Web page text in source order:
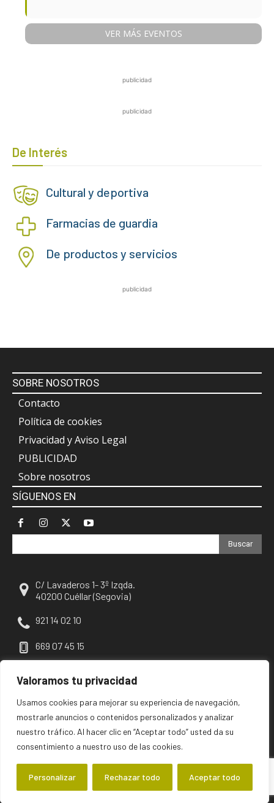
Valoramos tu privacidad
Usamos cookies para mejorar su experiencia de navegación,
mostrarle anuncios o contenidos personalizados y analizar
nuestro tráfico. Al hacer clic en “Aceptar todo” usted da su
consentimiento a nuestro uso de las cookies.
Personalizar Rechazar todo Aceptar todo
VER MÁS EVENTOS
publicidad
publicidad
De Interés
Cultural y deportiva
Farmacias de guardia
De productos y servicios
publicidad
SOBRE NOSOTROS
Contacto
Política de cookies
Privacidad y Aviso Legal
PUBLICIDAD
Sobre nosotros
SÍGUENOS EN
Buscar
C/ Lavaderos 1- 3º Izqda.
40200 Cuéllar (Segovia)
921 14 02 10
669 07 45 15